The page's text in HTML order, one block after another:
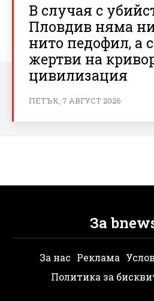
В случая с
Пловдив няма
нито педофил, а
жертви на
цивилизация
ПЕТЪК, 7 АВГУСТ 2026
За
За нас Реклама
Политика за